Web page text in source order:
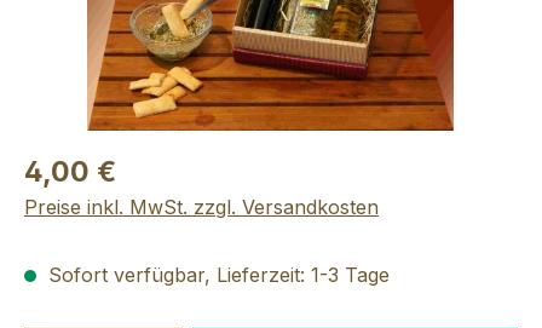
4,00 €
Preise inkl. MwSt. zzgl. Versandkosten
Sofort verfügbar, Lieferzeit: 1-3 Tage